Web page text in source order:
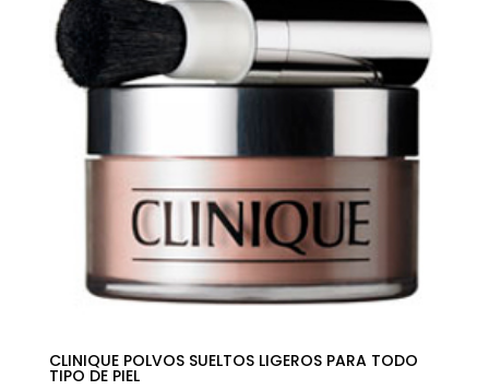
CLINIQUE POLVOS SUELTOS LIGEROS PARA TODO
TIPO DE PIEL